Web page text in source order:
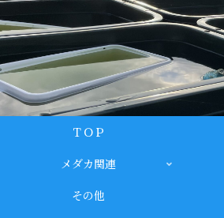
ＴＯＰ
メダカ関連
その他